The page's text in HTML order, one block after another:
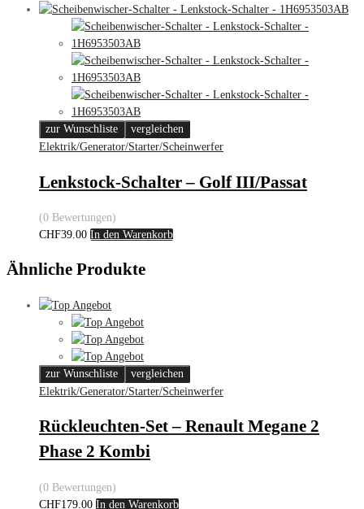
zur Wunschliste
vergleichen
Elektrik/Generator/Starter/Scheinwerfer
Lenkstock-Schalter – Golf III/Passat
(0 Bewertungen)
CHF39.00 In den Warenkorb
Ähnliche Produkte
zur Wunschliste
vergleichen
Elektrik/Generator/Starter/Scheinwerfer
Rückleuchten-Set – Renault Megane 2
Phase 2 Kombi
(0 Bewertungen)
CHF179.00 In den Warenkorb